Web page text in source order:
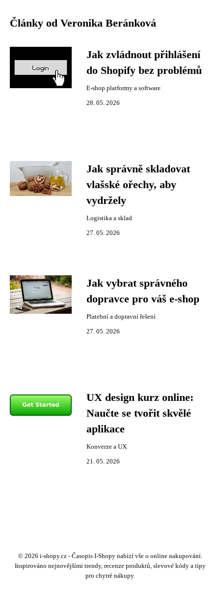
Články od Veronika Beránková
Jak zvládnout přihlášení
do Shopify bez problémů
E-shop platformy a software
28. 05. 2026
Jak správně skladovat
vlašské ořechy, aby
vydržely
Logistika a sklad
27. 05. 2026
Jak vybrat správného
dopravce pro váš e-shop
Platební a dopravní řešení
27. 05. 2026
UX design kurz online:
Naučte se tvořit skvělé
aplikace
Konverze a UX
21. 05. 2026
© 2026 i-shopy.cz - Časopis I-Shopy nabízí vše o online nakupování.
Inspirováno nejnovějšími trendy, recenze produktů, slevové kódy a tipy
pro chytré nákupy.